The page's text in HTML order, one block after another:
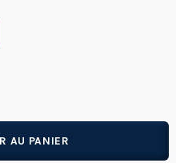
AU PANIER